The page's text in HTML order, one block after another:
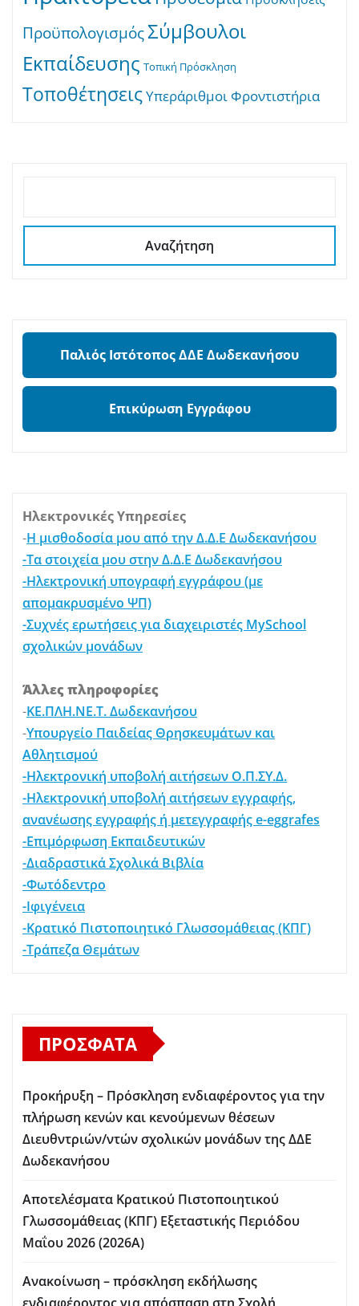
ΠροϋπολογισμόςΣύμβουλοι
Εκπαίδευσης Τοπική Πρόσκληση
ΤοποθέτησειςΥπεράριθμοι Φροντιστήρια
Αναζήτηση
Παλιός Ιστότοπος ΔΔΕ Δωδεκανήσου
Επικύρωση Εγγράφου
Ηλεκτρονικές Υπηρεσίες
-Η μισθοδοσία μου από την Δ.Δ.Ε Δωδεκανήσου
-Τα στοιχεία μου στην Δ.Δ.Ε Δωδεκανήσου
-Ηλεκτρονική υπογραφή εγγράφου (με
απομακρυσμένο ΨΠ)
-Συχνές ερωτήσεις για διαχειριστές MySchool
σχολικών μονάδων
Άλλες πληροφορίες
-ΚΕ.ΠΛΗ.ΝΕ.Τ. Δωδεκανήσου
-Υπουργείο Παιδείας Θρησκευμάτων και
Αθλητισμού
-Ηλεκτρονική υποβολή αιτήσεων Ο.Π.ΣΥ.Δ.
-Ηλεκτρονική υποβολή αιτήσεων εγγραφής,
ανανέωσης εγγραφής ή μετεγγραφής e-eggrafes
-Επιμόρφωση Εκπαιδευτικών
-Διαδραστικά Σχολικά Βιβλία
-Φωτόδεντρο
-Ιφιγένεια
-Κρατικό Πιστοποιητικό Γλωσσομάθειας (ΚΠΓ)
-Τράπεζα Θεμάτων
ΠΡΌΣΦΑΤΑ
Προκήρυξη – Πρόσκληση ενδιαφέροντος για την
πλήρωση κενών και κενούμενων θέσεων
Διευθντριών/ντών σχολικών μονάδων της ΔΔΕ
Δωδεκανήσου
Αποτελέσματα Κρατικού Πιστοποιητικού
Γλωσσομάθειας (ΚΠΓ) Εξεταστικής Περιόδου
Μαΐου 2026 (2026Α)
Ανακοίνωση – πρόσκληση εκδήλωσης